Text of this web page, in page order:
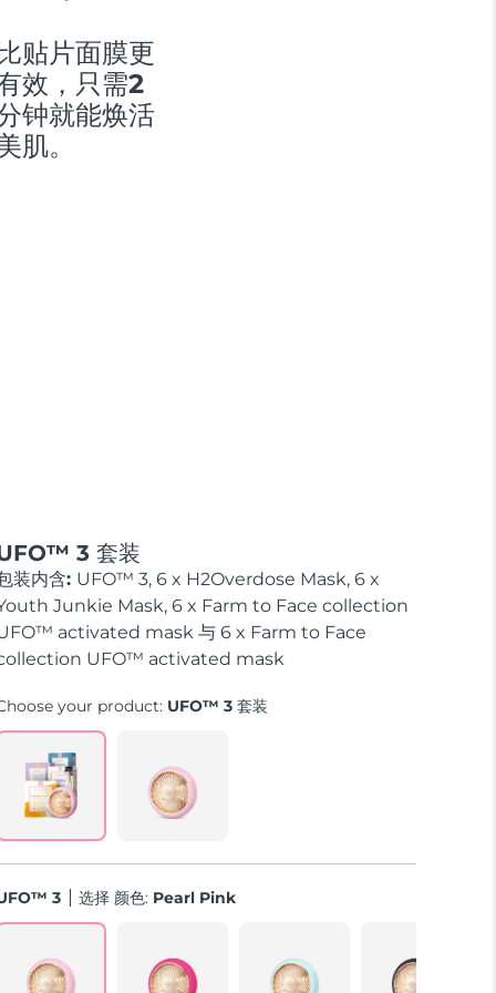
贴片面膜更
效，只需2
钟就能焕活
肌。
3 套装
装内含: UFO™ 3, 6 x H2Overdose Mask, 6 x
Junkie Mask, 6 x Farm to Face collection
activated mask 与 6 x Farm to Face
UFO™ activated mask
your product: UFO™ 3 套装
3 选择 颜色: Pearl Pink